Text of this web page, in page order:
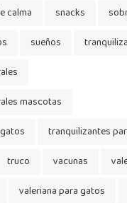
calma snacks
sueños
mascotas
tranquilizantes
truco vacunas
valeriana para gatos